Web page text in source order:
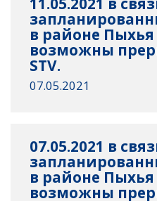
в районе
возможны
STV.
07.05.2021
07.05.2021 в
в районе
возможны